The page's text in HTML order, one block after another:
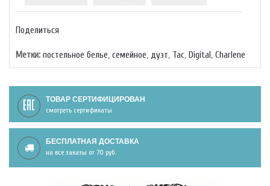
Поделиться
Метки: постельное белье, семейное, дуэт, Тас, Digital , Charlene
ТОВАР СЕРТИФИЦИРОВАН
смотреть сертификаты
БЕСПЛАТНАЯ ДОСТАВКА
на все заказы от 70 руб.